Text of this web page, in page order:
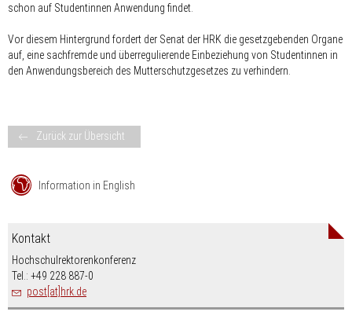
schon auf Studentinnen Anwendung findet.
Vor diesem Hintergrund fordert der Senat der HRK die gesetzgebenden Organe
auf, eine sachfremde und überregulierende Einbeziehung von Studentinnen in
den Anwendungsbereich des Mutterschutzgesetzes zu verhindern.
Zurück zur Übersicht
Information in English
Kontakt
Hochschulrektorenkonferenz
Tel.: +49 228 887-0
post[at]hrk.de